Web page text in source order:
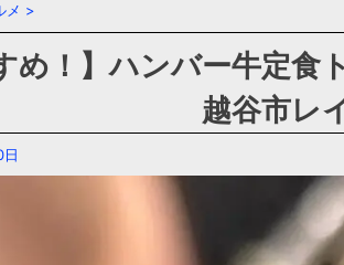
メ >
め！】ハンバー牛定
越谷市レ